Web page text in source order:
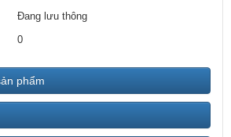
Đang lưu thông
0
phẩm